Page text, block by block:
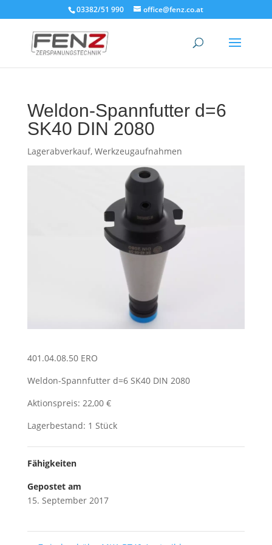
03382/51 990 office@fenz.co.at
Weldon-Spannfutter d=6
SK40 DIN 2080
Lagerabverkauf, Werkzeugaufnahmen
401.04.08.50 ERO
Weldon-Spannfutter d=6 SK40 DIN 2080
Aktionspreis: 22,00 €
Lagerbestand: 1 Stück
Fähigkeiten
Gepostet am
15. September 2017